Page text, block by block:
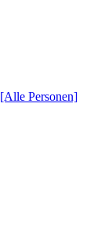
[Alle Personen]